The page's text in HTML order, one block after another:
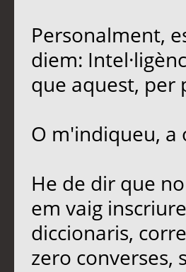
Personalment,
diem:
que aquest, per
O m'indiqueu, a
He de dir que
em vaig
diccionaris,
zero converses,